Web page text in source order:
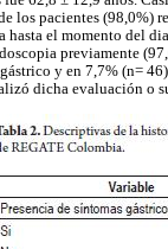
los pacientes (98,0%)
el momento del
previamente
y en 7,7% (n=
dicha evaluación o